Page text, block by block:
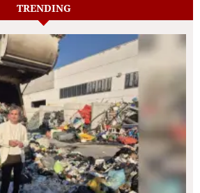
TRENDING